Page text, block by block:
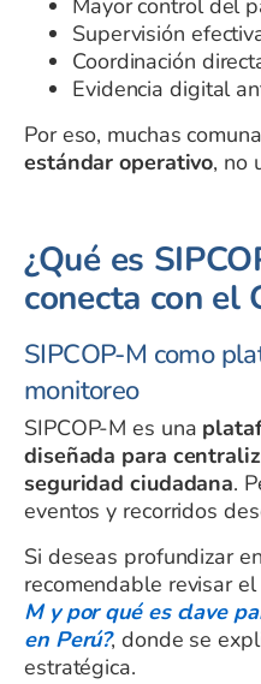
Mayor control del
Supervisión
Coordinación
Evidencia digital
Por eso, muchas
estándar operativo, no
¿Qué es
conecta con el
SIPCOP-M como
monitoreo
SIPCOP-M es una
diseñada para
seguridad ciudadana.
eventos y recorridos
Si deseas profundizar
recomendable revisar
M y por qué es clave
en Perú?, donde se
estratégica.